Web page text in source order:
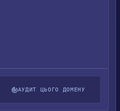
АУДИТ ЦЬОГО ДОМЕНУ